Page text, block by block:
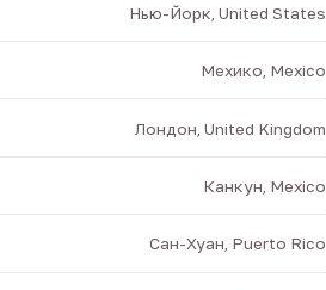
Нью-Йорк, United States
Мехико, Mexico
Лондон, United Kingdom
Канкун, Mexico
Сан-Хуан, Puerto Rico